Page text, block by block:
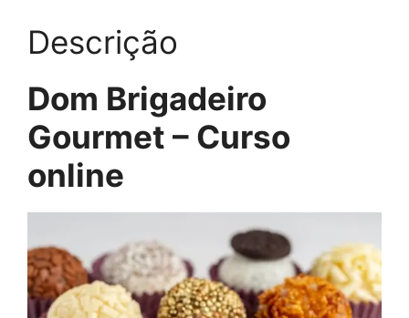
Descrição
Dom Brigadeiro
Gourmet – Curso
online